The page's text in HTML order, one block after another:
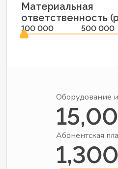
Материальная
ответственность
100 000 500 000
Оборудование и
Абонентская
1,300